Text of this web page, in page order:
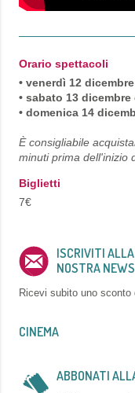
Orario spettacoli
• venerdì 12 dicembre
• sabato 13 dicembre
• domenica 14
È consigliabile
minuti prima dell'inizio
Biglietti
7€
ISCRIVITI ALLA
NOSTRA
Ricevi subito uno sconto
CINEMA
ABBONATI